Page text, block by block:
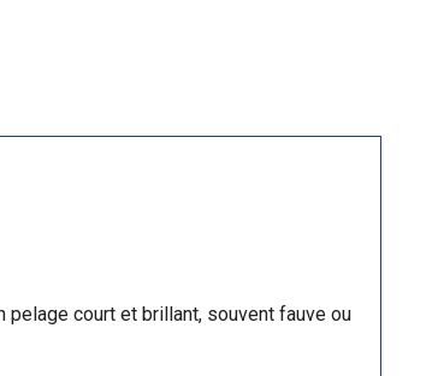
pelage court et brillant, souvent fauve ou